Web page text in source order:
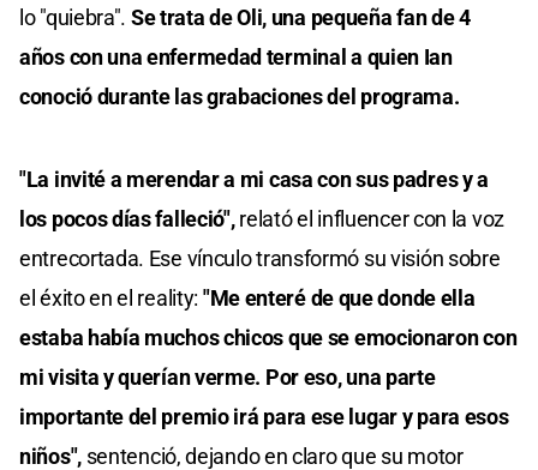
lo "quiebra". Se trata de Oli, una pequeña fan de 4
años con una enfermedad terminal a quien Ian
conoció durante las grabaciones del programa.
"La invité a merendar a mi casa con sus padres y a
los pocos días falleció",relató el influencer con la voz
entrecortada. Ese vínculo transformó su visión sobre
el éxito en el reality: "Me enteré de que donde ella
estaba había muchos chicos que se emocionaron con
mi visita y querían verme. Por eso, una parte
importante del premio irá para ese lugar y para esos
niños",sentenció, dejando en claro que su motor